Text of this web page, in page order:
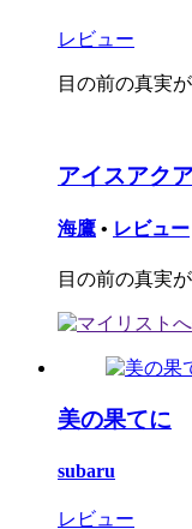
レビュー
目の前の真実
アイスアク
海鷹 • レビュー
目の前の真実
美の果てに
subaru
レビュー